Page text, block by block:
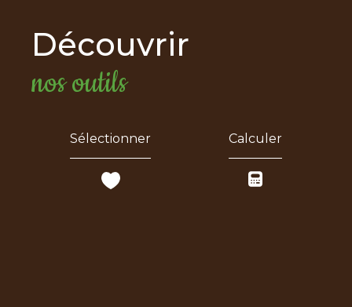
découvrir
nos outils
Sélectionner Calculer